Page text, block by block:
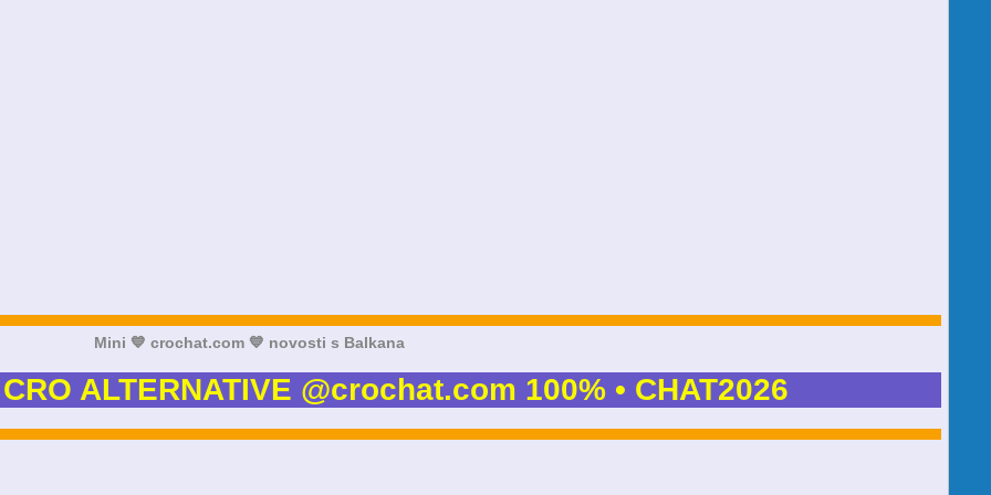
Mini 💙 crochat.com 💙 novosti s Balkana
ALTERNATIVE @crochat.com 100% • CHAT2026